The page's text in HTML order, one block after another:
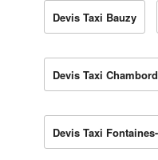
Devis Taxi Bauzy
Devis Taxi Chambord
Devis Taxi